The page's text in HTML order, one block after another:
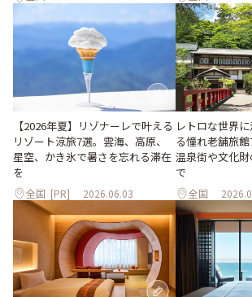
【2026年夏】リゾナーレで叶える
リゾート涼旅7選。雲海、高原、
星空、かき氷で暑さを忘れる滞在
を
全国 [PR] 2026.06.03
レトロな世界
る憧れ老舗旅
温泉街や文化
で
全国